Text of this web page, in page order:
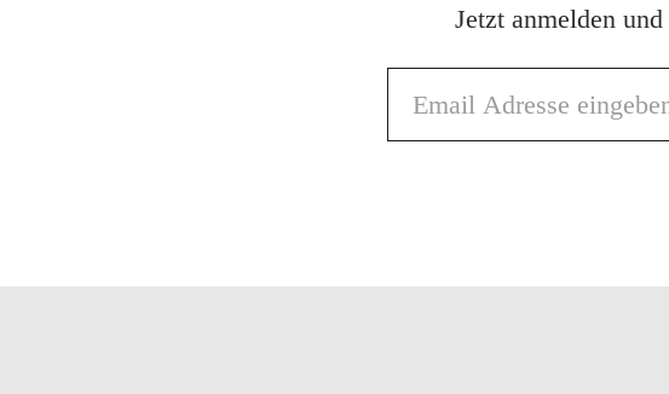
Jetzt anmelden und